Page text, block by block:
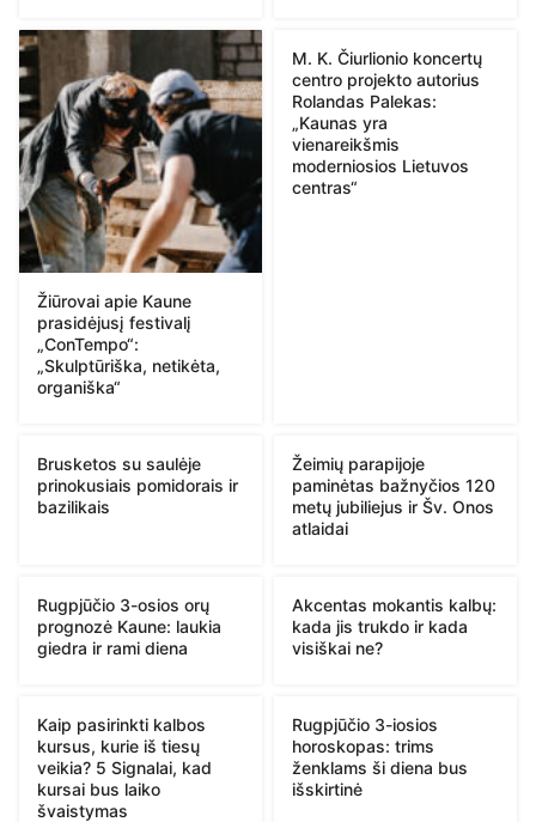
Žiūrovai apie Kaune
prasidėjusį festivalį
„ConTempo“:
„Skulptūriška, netikėta,
organiška“
M. K. Čiurlionio koncertų
centro projekto autorius
Rolandas Palekas:
„Kaunas yra
vienareikšmis
moderniosios Lietuvos
centras“
Brusketos su saulėje
prinokusiais pomidorais ir
bazilikais
Žeimių parapijoje
paminėtas bažnyčios 120
metų jubiliejus ir Šv. Onos
atlaidai
Rugpjūčio 3-osios orų
prognozė Kaune: laukia
giedra ir rami diena
Akcentas mokantis kalbų:
kada jis trukdo ir kada
visiškai ne?
Kaip pasirinkti kalbos
kursus, kurie iš tiesų
veikia? 5 Signalai, kad
kursai bus laiko
švaistymas
Rugpjūčio 3-iosios
horoskopas: trims
ženklams ši diena bus
išskirtinė